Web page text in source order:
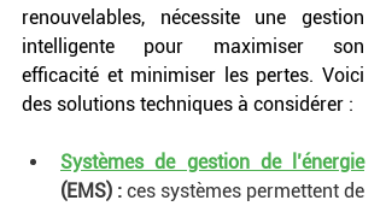
renouvelables, nécessite une gestion
intelligente pour maximiser son
efficacité et minimiser les pertes. Voici
des solutions techniques à considérer :
Systèmes de gestion de l’énergie
(EMS) : ces systèmes permettent de